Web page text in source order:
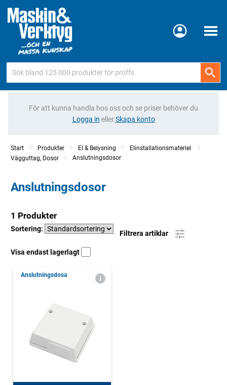
Meny
För att kunna handla hos oss och se priser behöver du
Logga in ellerSkapa konto
Start Produkter El & Belysning
Elinstallationsmateriel
Vägguttag, Dosor
Anslutningsdosor
Anslutningsdosor
1 Produkter
Sortering:
Filtrera artiklar
Visa endast lagerlagt
Anslutningsdosa